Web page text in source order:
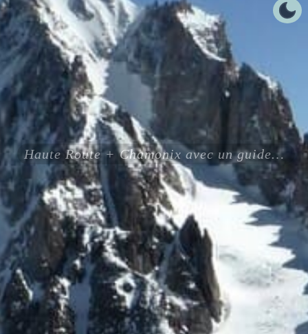
Haute Route + Chamonix avec un guide expérimenté certifié ENSA UIAGM